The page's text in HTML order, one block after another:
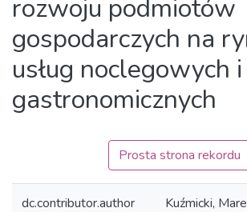
rozwoju podmiotów
gospodarczych na
usług noclegowych i
gastronomicznych
Prosta strona rekordu
dc.contributor.author Kuźmicki,